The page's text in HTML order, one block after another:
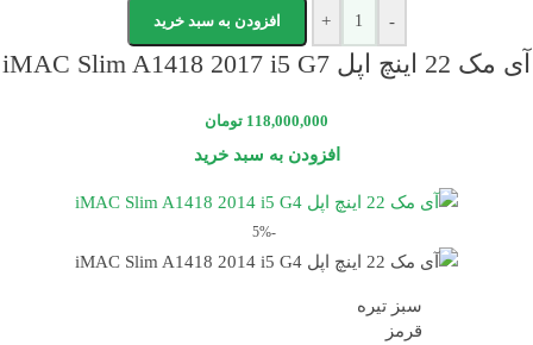
اندازه 17.7×20.8×6.9 اینچ
یک ساله رسمی
-
+ افزودن به سبد خرید
آی مک 22 اینچ اپل iMAC Slim A1418 2017 i5 G7
118,000,000 تومان
افزودن به سبد خرید
-5%
سبز تیره
قرمز